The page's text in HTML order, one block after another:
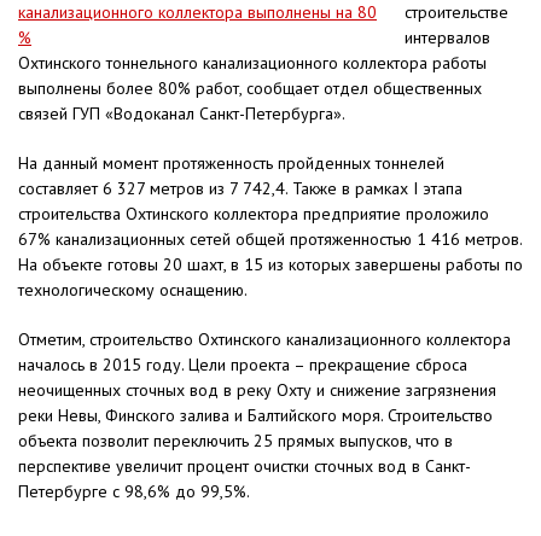
строительстве
интервалов
Охтинского тоннельного канализационного коллектора работы
выполнены более 80% работ, сообщает отдел общественных
связей ГУП «Водоканал Санкт-Петербурга».
На данный момент протяженность пройденных тоннелей
составляет 6 327 метров из 7 742,4. Также в рамках I этапа
строительства Охтинского коллектора предприятие проложило
67% канализационных сетей общей протяженностью 1 416 метров.
На объекте готовы 20 шахт, в 15 из которых завершены работы по
технологическому оснащению.
Отметим, строительство Охтинского канализационного коллектора
началось в 2015 году. Цели проекта – прекращение сброса
неочищенных сточных вод в реку Охту и снижение загрязнения
реки Невы, Финского залива и Балтийского моря. Строительство
объекта позволит переключить 25 прямых выпусков, что в
перспективе увеличит процент очистки сточных вод в Санкт-
Петербурге с 98,6% до 99,5%.